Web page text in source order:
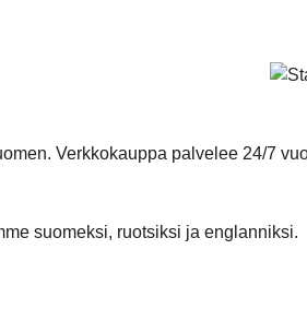
Verkkokauppa palvelee 24/7
suomeksi, ruotsiksi ja englanniksi.